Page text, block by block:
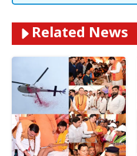
Related News